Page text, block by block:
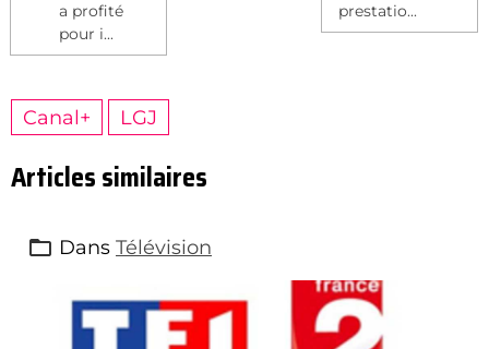
a profité
pour i...
prestatio...
Canal+ LGJ
Articles similaires
Dans Télévision